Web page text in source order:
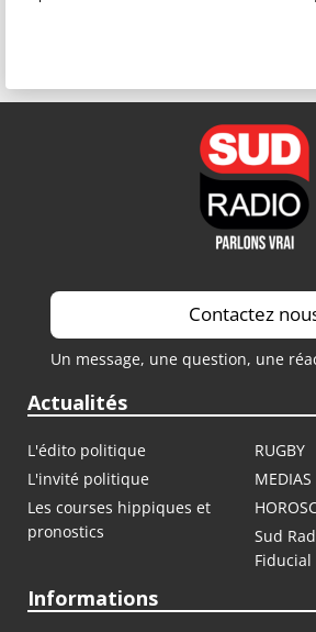
Contactez
Un message, une question, une
Actualités
L'édito politique
RUGBY
L'invité politique
MEDIAS
Les courses hippiques et
pronostics
Sud
Fiducial
Informations